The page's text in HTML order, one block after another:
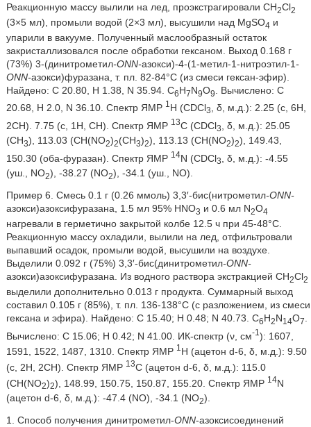
Реакционную массу вылили на лед, проэкстрагировали CH2Cl2
(3×5 мл), промыли водой (2×3 мл), высушили над MgSO4 и
упарили в вакууме. Полученный маслообразный остаток
закристаллизовался после обработки гексаном. Выход 0.168 г
(73%) 3-(динитрометил-ONN-азокси)-4-(1-метил-1-нитроэтил-1-
ONN-азокси)фуразана, т. пл. 82-84°C (из смеси гексан-эфир).
Найдено: C 20.80, H 1.38, N 35.94. C6H7N9O9
. Вычислено: C
20.68, H 2.0, N 36.10. Спектр ЯМР 1 H (CDCl3
, δ, м.д.): 2.25 (с, 6H,
2CH). 7.75 (c, 1H, CH). Спектр ЯМР 13C (CDCl3
, δ, м.д.): 25.05
(CH3), 113.03 (CH(NO2)2(CH3)2), 113.13 (CH(NO2)2), 149.43,
150.30 (оба-фуразан). Спектр ЯМР 14N (CDCl3
, δ, м.д.): -4.55
(уш., NO2), -38.27 (NO2), -34.1 (уш., NO).
Пример 6. Смесь 0.1 г (0.26 ммоль) 3,3′-бис(нитрометил-ONN-
азокси)азоксифуразана, 1.5 мл 95% HNO3 и 0.6 мл N2O4
нагревали в герметично закрытой колбе 12.5 ч при 45-48°C.
Реакционную массу охладили, вылили на лед, отфильтровали
выпавший осадок, промыли водой, высушили на воздухе.
Выделили 0.092 г (75%) 3,3′-бис(динитрометил-ONN-
азокси)азоксифуразана. Из водного раствора экстракцией CH2Cl2
выделили дополнительно 0.013 г продукта. Суммарный выход
составил 0.105 г (85%), т. пл. 136-138°C (с разложением, из смеси
гексана и эфира). Найдено: C 15.40; H 0.48; N 40.73. C6H2N14O7
Вычислено: C 15.06; H 0.42; N 41.00. ИК-спектр (ν, см-1 ): 1607,
1591, 1522, 1487, 1310. Спектр ЯМР 1 H (ацетон d-6, δ, м.д.): 9.50
(с, 2H, 2CH). Спектр ЯМР 13C (ацетон d-6, δ, м.д.): 115.0
(CH(NO2)2), 148.99, 150.75, 150.87, 155.20. Спектр ЯМР 14N
(ацетон d-6, δ, м.д.): -47.4 (NO), -34.1 (NO2).
1. Способ получения динитрометил-ONN-азоксисоединений